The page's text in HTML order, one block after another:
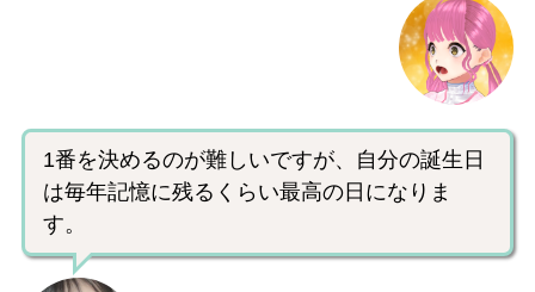
1番を決めるのが難しいですが、自分の誕生日
は毎年記憶に残るくらい最高の日になりま
す。